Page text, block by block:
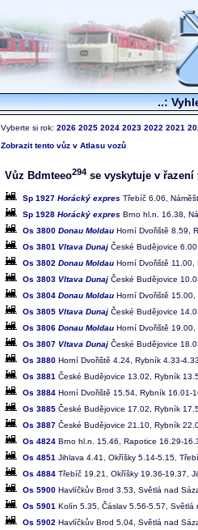
..:
Vyberte si rok: 2026 2025 2024 2023 2022 2021
Zobrazit tento vůz v Atlasu vozů
Vůz Bdmteeo294 se vyskytuje v řazení
Sp 1927 Horácký expres Třebíč 6.06,
Sp 1928 Horácký expres Brno hl.n. 16.38,
Os 3800 Donau Moldau Horní Dvořiště 8.59,
Os 3801 Vltava Dunaj České Budějovice
Os 3802 Donau Moldau Horní Dvořiště
Os 3803 Vltava Dunaj České Budějovice
Os 3804 Donau Moldau Horní Dvořiště
Os 3805 Vltava Dunaj České Budějovice
Os 3806 Donau Moldau Horní Dvořiště
Os 3807 Vltava Dunaj České Budějovice
Os 3880 Horní Dvořiště 4.24, Rybník 4.33-
Os 3881 České Budějovice 13.02, Rybník
Os 3884 Horní Dvořiště 15.54, Rybník 16.01-
Os 3885 České Budějovice 17.02, Rybník
Os 3887 České Budějovice 21.10, Rybník
Os 4824 Brno hl.n. 15.46, Rapotice 16.29-
Os 4851 Jihlava 4.41, Okříšky 5.14-5.15,
Os 4884 Třebíč 19.21, Okříšky 19.36-19.37,
Os 5900 Havlíčkův Brod 3.53, Světlá nad
Os 5901 Kolín 5.35, Čáslav 5.56-5.57,
Os 5902 Havlíčkův Brod 5.04, Světlá nad